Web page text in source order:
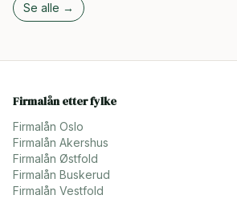
Se alle →
Firmalån etter fylke
Firmalån Oslo
Firmalån Akershus
Firmalån Østfold
Firmalån Buskerud
Firmalån Vestfold